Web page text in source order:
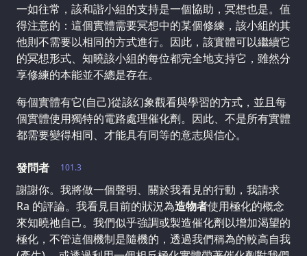
一如往常，該和諧小組的支持是一個協助，冥想也是。值
得注意的：這個實體需要冥想中的某個修練，該小組的其
他則不需要以相同的方式進行。因此，該實體可以繼續它
的冥想形式、知曉該小組的每位都完全地支持它，雖然分
享修練的本能並不總是存在。
每個實體有它(自己)從該幻象觀看與學習的方式，並且每
個實體使用獨特的電路處理催化劑。因此、不是所有實體
都需要變得相同、才能具有同等的意志與信心。
101.3
發問者
謝謝你。我將做一個聲明、關於我看見的行動，我請求
Ra 的評論。我看見目前的狀況為造物者使用極化的概念
來知曉祂自己。我們似乎強調或製造催化劑以增加渴望的
極化，不管這個機制是隨機的，透過我們稱為的較高自我